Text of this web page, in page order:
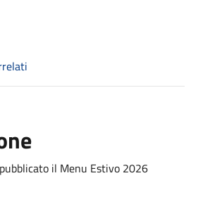
il Menu Estivo 2026